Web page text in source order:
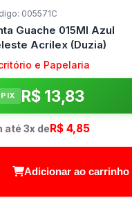
005571C
Guache 015Ml Azul
Acrilex (Duzia)
e Papelaria
PIX R$ 13,83
até 3x deR$ 4,85
Adicionar ao carrinho